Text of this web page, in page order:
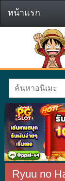
หน้าแรก
Ryuu no